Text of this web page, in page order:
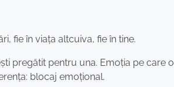
fie în viața altcuiva, fie în tine.
pregătit pentru una. Emoția pe care o
blocaj emoțional.